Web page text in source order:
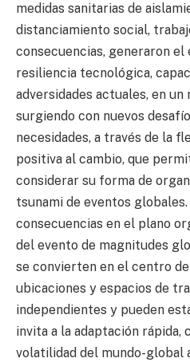
medidas sanitarias de
distanciamiento social,
consecuencias, generaron el
resiliencia tecnológica,
adversidades actuales, en
surgiendo con nuevos
necesidades, a través de la
positiva al cambio, que
considerar su forma de
tsunami de eventos
consecuencias en el plano
del evento de magnitudes
se convierten en el centro
ubicaciones y espacios de
independientes y pueden
invita a la adaptación rápida,
volatilidad del mundo-global